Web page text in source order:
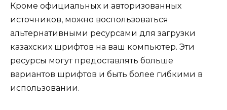
Кроме официальных и авторизованных
источников, можно воспользоваться
альтернативными ресурсами для загрузки
казахских шрифтов на ваш компьютер. Эти
ресурсы могут предоставлять больше
вариантов шрифтов и быть более гибкими в
использовании.